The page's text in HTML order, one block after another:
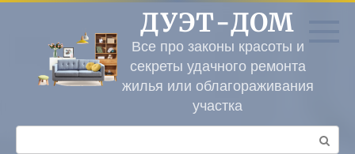
Перейти
контенту
ДУЭТ-ДОМ
Все про законы красоты и
секреты удачного ремонта
жилья или облагораживания
участка
Поиск: